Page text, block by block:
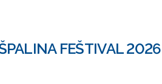
FEŠTIVAL